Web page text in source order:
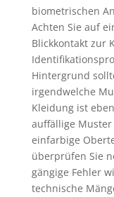
biometrischen
Achten Sie auf
Blickkontakt zur
Hintergrund
irgendwelche
Kleidung ist
auffällige
einfarbige
überprüfen Sie
gängige Fehler
technische